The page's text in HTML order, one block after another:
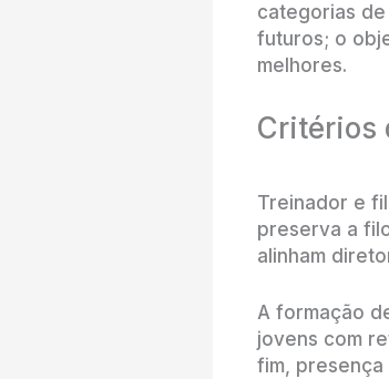
categorias
futuros; o
melhores.
Critérios
Treinador e
preserva a
alinham
A formação
jovens com
fim, presença